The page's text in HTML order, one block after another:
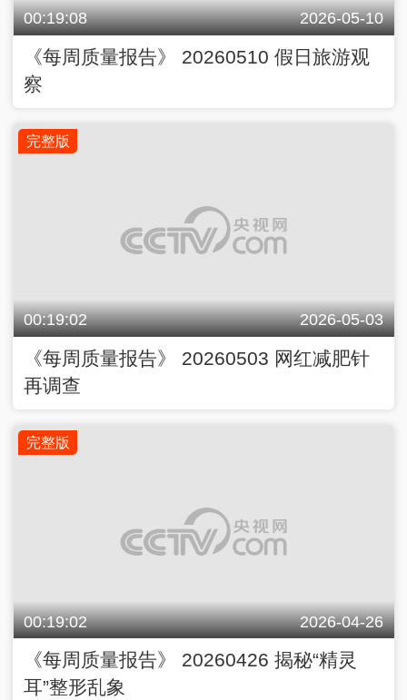
00:19:08 2026-05-10
《每周质量报告》 20260510 假日旅游观
察
完整版
00:19:02 2026-05-03
《每周质量报告》 20260503 网红减肥针
再调查
完整版
00:19:02 2026-04-26
《每周质量报告》 20260426 揭秘“精灵
耳”整形乱象